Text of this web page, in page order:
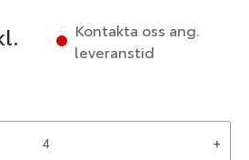
Kontakta oss ang.
leveranstid
+